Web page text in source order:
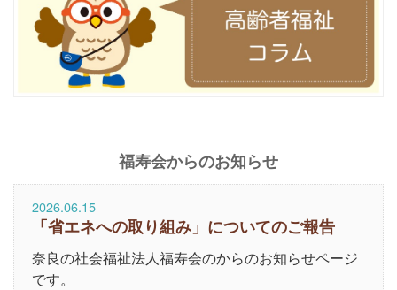
福寿会からのお知らせ
2026.06.15
「省エネへの取り組み」についてのご報告
奈良の社会福祉法人福寿会のからのお知らせページ
です。